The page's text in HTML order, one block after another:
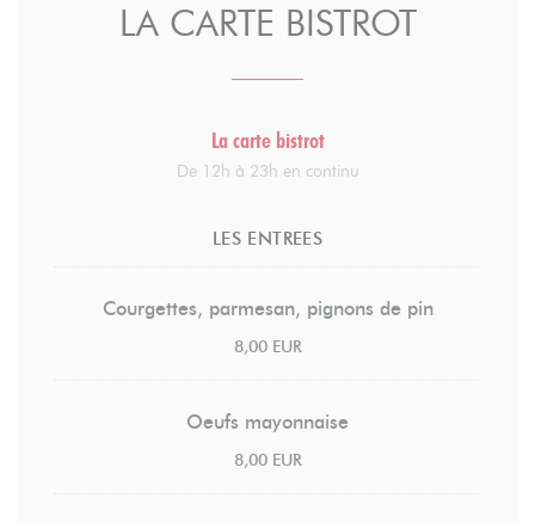
LA CARTE BISTROT
La carte bistrot
De 12h à 23h en continu
LES ENTREES
Courgettes, parmesan, pignons de pin
8,00 EUR
Oeufs mayonnaise
8,00 EUR